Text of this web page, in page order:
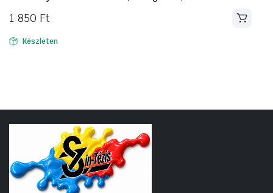
1 850 Ft
Készleten